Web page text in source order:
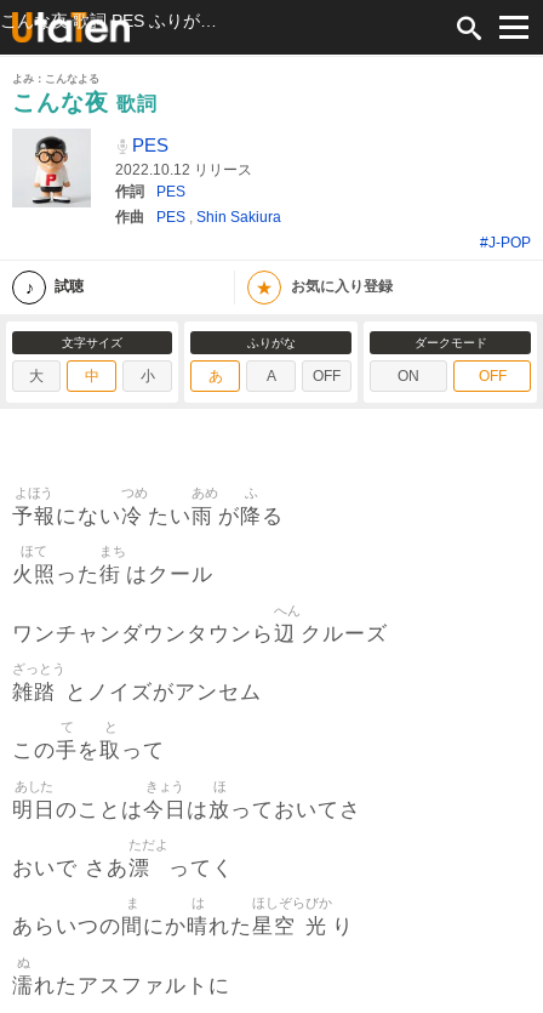
よみ：こんなよる
こんな夜 歌詞
PES
2022.10.12 リリース
作詞
PES
作曲
PES , Shin Sakiura
#J-POP
試聴 ★ お気に入り登録
文字サイズ
大 中 小
ふりがな
あ A OFF
ダークモード
ON OFF
予報
よほう
にない冷
つめ
たい雨
あめ
が降
ふ
る
火照
ほて
った街
まち
はクール
ワンチャンダウンタウンら辺
へん
クルーズ
雑踏
ざっとう
とノイズがアンセム
この手
て
を取
と
って
明日
あした
のことは今日
きょう
は放
ほ
っておいてさ
おいで さあ漂
ただよ
ってく
あらいつの間
ま
にか晴
は
れた星空
ほしぞら
光
びか
り
濡
ぬ
れたアスファルトに